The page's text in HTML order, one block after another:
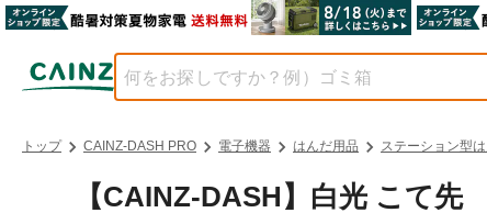
トップ CAINZ-DASH PRO 電子機器 はんだ用品 ステーション型
【CAINZ-DASH】白光 こて先